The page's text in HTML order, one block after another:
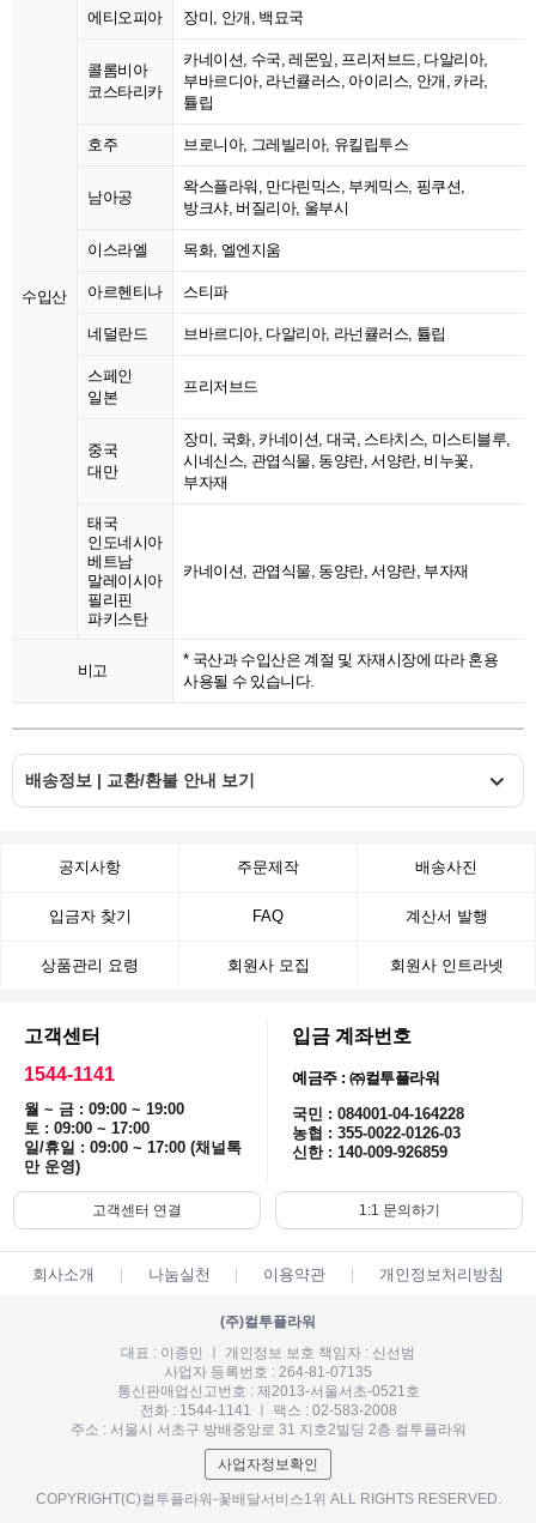
수입산
에티오피아 장미, 안개, 백묘국
콜롬비아
코스타리카
카네이션, 수국, 레몬잎, 프리저브드, 다알리아,
부바르디아, 라넌큘러스, 아이리스, 안개, 카라,
튤립
호주 브로니아, 그레빌리아, 유킬립투스
남아공
왁스플라워, 만다린믹스, 부케믹스, 핑쿠션,
방크샤, 버질리아, 울부시
이스라엘 목화, 엘엔지움
아르헨티나 스티파
네덜란드 브바르디아, 다알리아, 라넌큘러스, 튤립
스페인
일본
프리저브드
중국
대만
장미, 국화, 카네이션, 대국, 스타치스, 미스티블루,
시네신스, 관엽식물, 동양란, 서양란, 비누꽃,
부자재
태국
인도네시아
베트남
말레이시아
필리핀
파키스탄
카네이션, 관엽식물, 동양란, 서양란, 부자재
비고
* 국산과 수입산은 계절 및 자재시장에 따라 혼용
사용될 수 있습니다.
배송정보 | 교환/환불 안내 보기
공지사항 주문제작 배송사진
입금자 찾기 FAQ 계산서 발행
상품관리 요령 회원사 모집 회원사 인트라넷
고객센터
1544-1141
월 ~ 금 : 09:00 ~ 19:00
토 : 09:00 ~ 17:00
일/휴일 : 09:00 ~ 17:00 (채널톡
만 운영)
입금 계좌번호
예금주 : ㈜컬투플라워
국민 : 084001-04-164228
농협 : 355-0022-0126-03
신한 : 140-009-926859
고객센터 연결 1:1 문의하기
회사소개 나눔실천 이용약관 개인정보처리방침
(주)컬투플라워
대표 : 이종민 ㅣ 개인정보 보호 책임자 : 신선범
사업자 등록번호 : 264-81-07135
통신판매업신고번호 : 제2013-서울서초-0521호
전화 : 1544-1141 ㅣ 팩스 : 02-583-2008
주소 : 서울시 서초구 방배중앙로 31 지호2빌딩 2층 컬투플라워
사업자정보확인
COPYRIGHT(C)컬투플라워-꽃배달서비스1위 ALL RIGHTS RESERVED.